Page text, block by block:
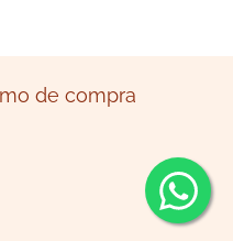
de compra